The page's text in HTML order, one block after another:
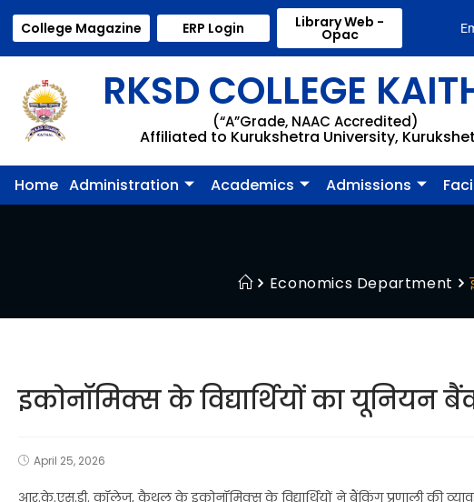
College Magazine ERP Login Library Web -
Opac
RKSD COLLEGE
(“A”Grade, NAAC Accredited)
Affiliated to Kurukshetra University,
Home Administration Academics Admissions
Economics Department
इकोनॉमिक्स के विद्यार्थियों का
April 25, 2026
आर.के.एस.डी. कॉलेज, कैथल के इकोनॉमिक्स के विद्यार्थियों ने बैंकिंग प्रणाली की